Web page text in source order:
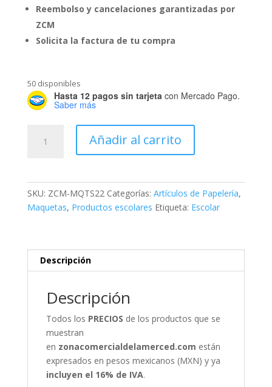
Reembolso y cancelaciones garantizadas por
ZCM
Solicita la factura de tu compra
50 disponibles
Hasta 12 pagos sin tarjetacon Mercado Pago.
Saber más
Añadir al carrito
SKU: ZCM-MQTS22 Categorías: Artículos de Papelería,
Maquetas, Productos escolares Etiqueta: Escolar
Descripción
Descripción
Todos los PRECIOS de los productos que se
muestran
en zonacomercialdelamerced.com están
expresados en pesos mexicanos (MXN) y ya
incluyen el 16% de IVA.